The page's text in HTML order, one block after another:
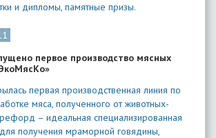
и дипломы, памятные призы.
первое производство мясных
первая производственная линия по
мяса, полученного от животных-
– идеальная специализированная
получения мраморной говядины,